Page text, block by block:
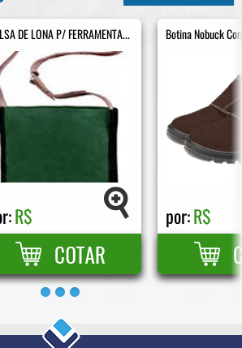
DE LONA P/ FERRAMENTA...
R$
Botina Nobuck
por:R$